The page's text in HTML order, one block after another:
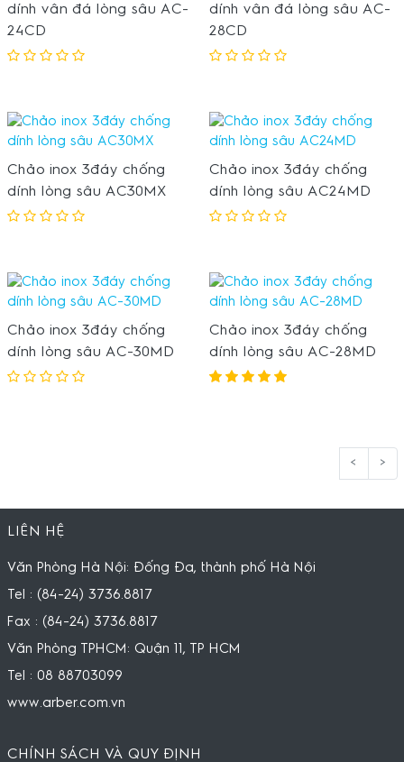
dính vân đá lòng sâu AC-
24CD
dính vân đá lòng sâu AC-
28CD
Chảo inox 3đáy chống
dính lòng sâu AC30MX
Chảo inox 3đáy chống
dính lòng sâu AC24MD
Chảo inox 3đáy chống
dính lòng sâu AC-30MD
Chảo inox 3đáy chống
dính lòng sâu AC-28MD
< >
LIÊN HỆ
Văn Phòng Hà Nội: Đống Đa, thành phố Hà Nội
Tel : (84-24) 3736.8817
Fax : (84-24) 3736.8817
Văn Phòng TPHCM: Quận 11, TP HCM
Tel : 08 88703099
www.arber.com.vn
CHÍNH SÁCH VÀ QUY ĐỊNH